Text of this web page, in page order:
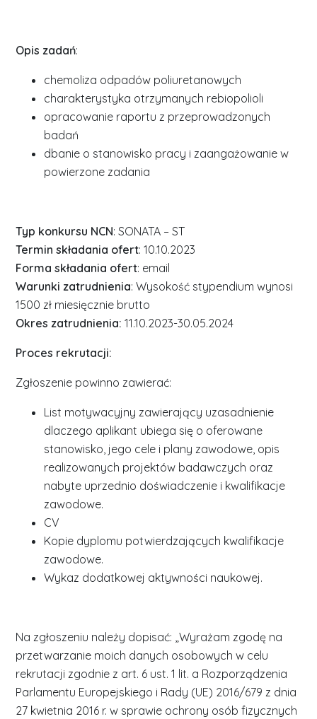
Opis zadań:
chemoliza odpadów poliuretanowych
charakterystyka otrzymanych rebiopolioli
opracowanie raportu z przeprowadzonych
badań
dbanie o stanowisko pracy i zaangażowanie w
powierzone zadania
Typ konkursu NCN: SONATA – ST
Termin składania ofert: 10.10.2023
Forma składania ofert: email
Warunki zatrudnienia: Wysokość stypendium wynosi
1500 zł miesięcznie brutto
Okres zatrudnienia: 11.10.2023-30.05.2024
Proces rekrutacji:
Zgłoszenie powinno zawierać:
List motywacyjny zawierający uzasadnienie
dlaczego aplikant ubiega się o oferowane
stanowisko, jego cele i plany zawodowe, opis
realizowanych projektów badawczych oraz
nabyte uprzednio doświadczenie i kwalifikacje
zawodowe.
CV
Kopie dyplomu potwierdzających kwalifikacje
zawodowe.
Wykaz dodatkowej aktywności naukowej.
Na zgłoszeniu należy dopisać: „Wyrażam zgodę na
przetwarzanie moich danych osobowych w celu
rekrutacji zgodnie z art. 6 ust. 1 lit. a Rozporządzenia
Parlamentu Europejskiego i Rady (UE) 2016/679 z dnia
27 kwietnia 2016 r. w sprawie ochrony osób fizycznych